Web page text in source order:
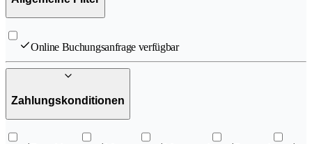
Online Buchungsanfrage verfügbar
Zahlungskonditionen